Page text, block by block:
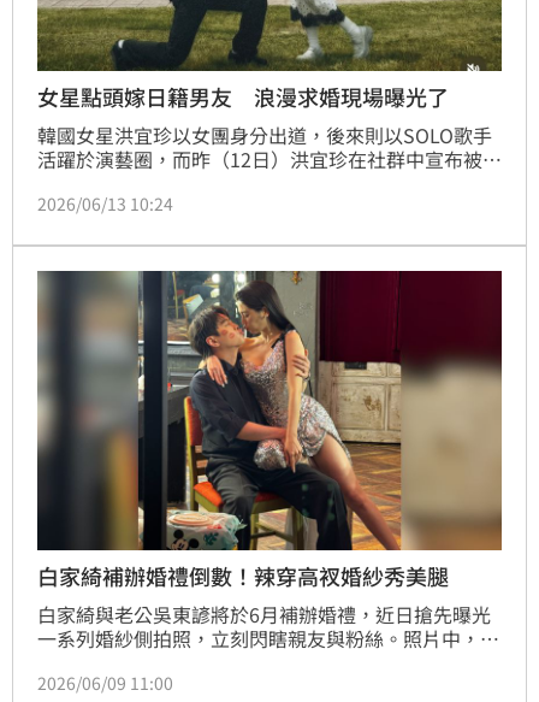
女星點頭嫁日籍男友 浪漫求婚現場曝光了
韓國女星洪宜珍以女團身分出道，後來則以SOLO歌手
活躍於演藝圈，而昨（12日）洪宜珍在社群中宣布被日
節，吸引許多粉絲留言祝賀。蔡佩伶報導
2026/06/13 10:24
白家綺補辦婚禮倒數！辣穿高衩婚紗秀美腿
白家綺與老公吳東諺將於6月補辦婚禮，近日搶先曝光
一系列婚紗側拍照，立刻閃瞎親友與粉絲。照片中，白
美腿，吳東諺則搞笑畫上滿臉紅唇印配合拍攝，夫妻倆
2026/06/09 11:00